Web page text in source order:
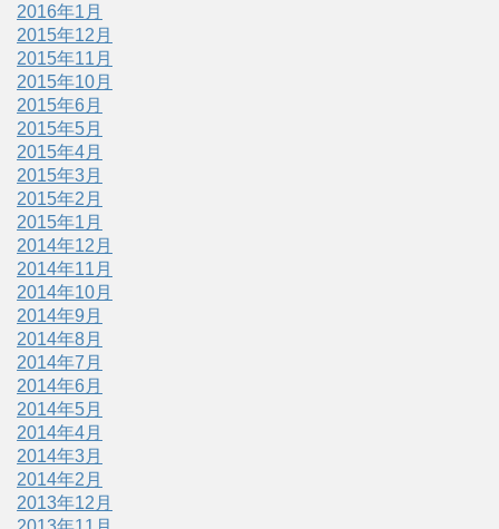
2016年1月
2015年12月
2015年11月
2015年10月
2015年6月
2015年5月
2015年4月
2015年3月
2015年2月
2015年1月
2014年12月
2014年11月
2014年10月
2014年9月
2014年8月
2014年7月
2014年6月
2014年5月
2014年4月
2014年3月
2014年2月
2013年12月